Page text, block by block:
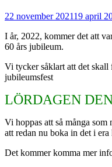
Postades
22 november 202119 april
I år, 2022, kommer det att
60 års jubileum.
Vi tycker såklart att det
jubileumsfest
LÖRDAGEN
Vi hoppas att så många
att redan nu boka in det i era
Det kommer komma mer